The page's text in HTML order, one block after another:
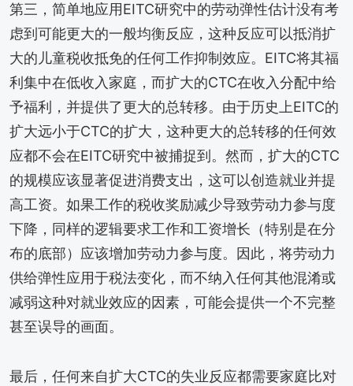
第三，简单地应用EITC研究中的劳动弹性估计没有考
虑到可能更大的一般均衡反应，这种反应可以抵消扩
大的儿童税收抵免的任何工作抑制效应。EITC将其福
利集中在低收入家庭，而扩大的CTC在收入分配中给
予福利，并提供了更大的总转移。由于历史上EITC的
扩大远小于CTC的扩大，这种更大的总转移的任何效
应都不会在EITC研究中被捕捉到。然而，扩大的CTC
的规模应该显著促进消费支出，这可以创造就业并提
高工资。如果工作的税收奖励减少导致劳动力参与度
下降，同样的逻辑要求工作和工资增长（特别是在分
布的底部）应该增加劳动力参与度。因此，将劳动力
供给弹性应用于税法变化，而不纳入任何其他混淆或
减弱这种对就业效应的因素，可能会提供一个不完整
甚至误导的画面。
最后，任何来自扩大CTC的失业反应都需要家庭比对